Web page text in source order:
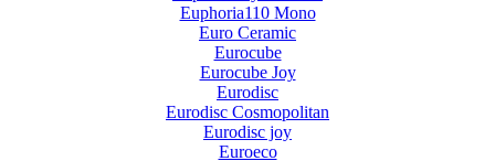
Euphoria110 Mono
Euro Ceramic
Eurocube
Eurocube Joy
Eurodisc
Eurodisc Cosmopolitan
Eurodisc joy
Euroeco